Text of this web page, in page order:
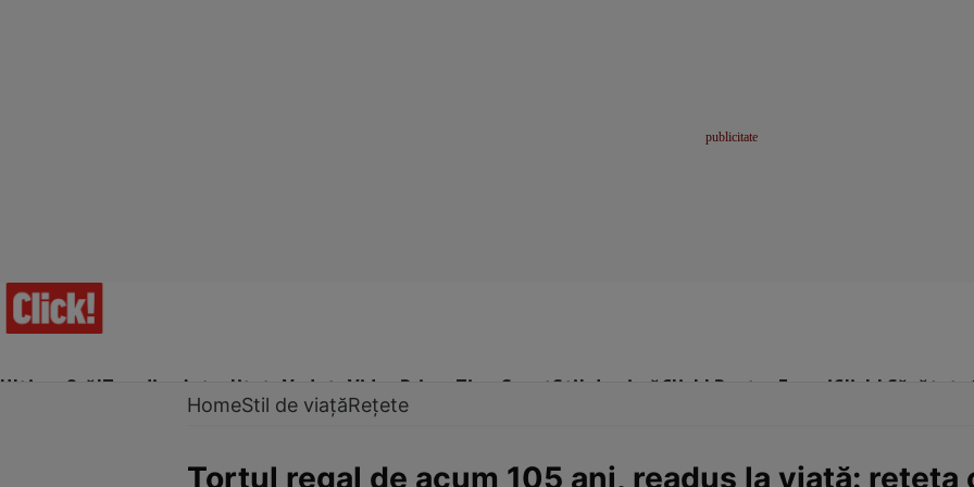
Ultima Oră!Trending Actualitate Vedete Video Prime Time SportStil de viațăClick! Pentru FemeiClick! Sănătate
HomeStil de viațăRețete
Tortul regal de acum 105 ani, readus la viață: rețeta